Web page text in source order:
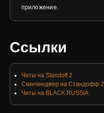
приложение.
Ссылки
Читы на Standoff 2
Скинченджер на Стандофф 2
Читы на BLACK RUSSIA